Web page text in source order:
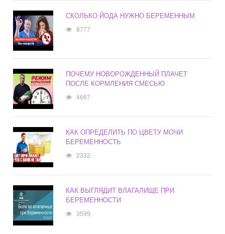
СКОЛЬКО ЙОДА НУЖНО БЕРЕМЕННЫМ
8777
ПОЧЕМУ НОВОРОЖДЕННЫЙ ПЛАЧЕТ
ПОСЛЕ КОРМЛЕНИЯ СМЕСЬЮ
4667
КАК ОПРЕДЕЛИТЬ ПО ЦВЕТУ МОЧИ
БЕРЕМЕННОСТЬ
2332
КАК ВЫГЛЯДИТ ВЛАГАЛИЩЕ ПРИ
БЕРЕМЕННОСТИ
3599